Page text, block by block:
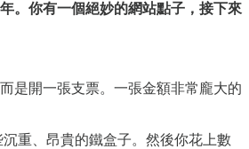
。你有一個絕妙的網站點子，接下來
是開一張支票。一張金額非常龐大的
沉重、昂貴的鐵盒子。然後你花上數